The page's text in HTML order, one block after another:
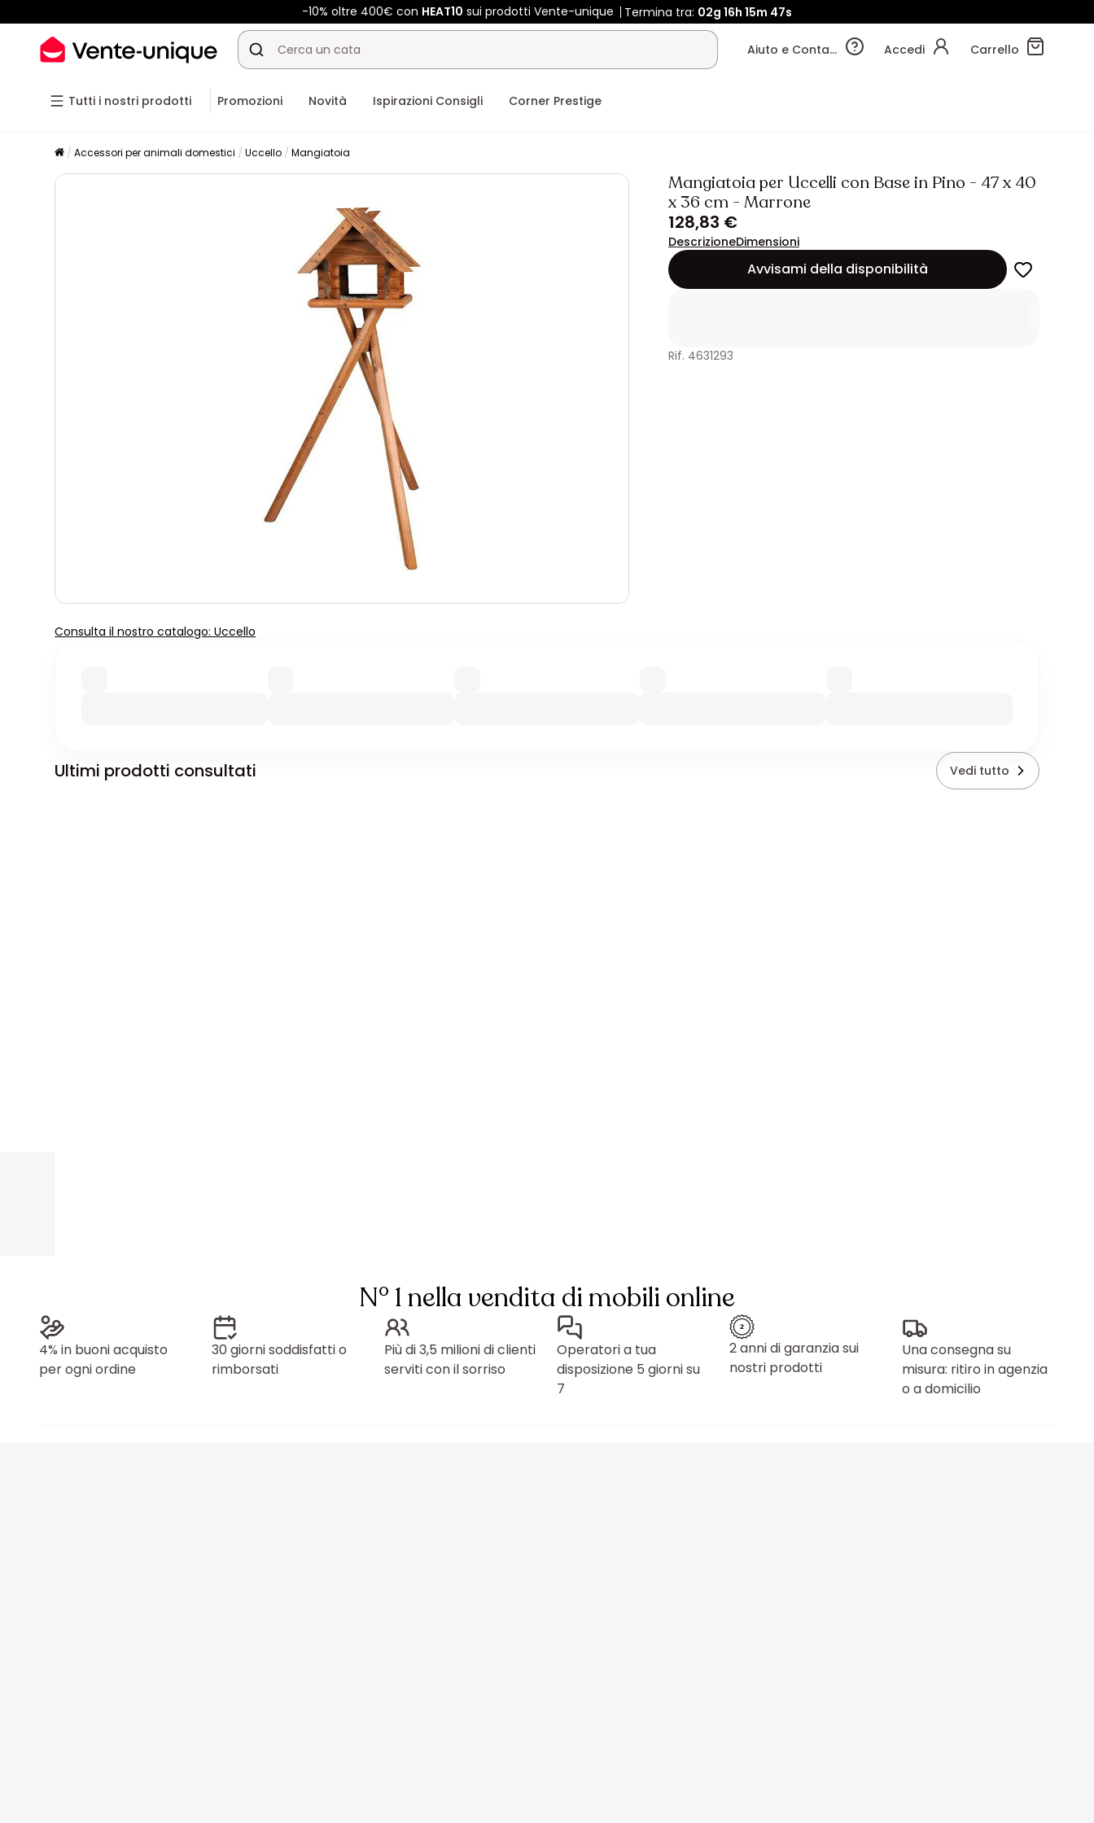
-10% oltre 400€ con HEAT10 sui prodotti Vente-unique Termina tra: 02g 16h 15m 46s
Aiuto e Contatti Accedi Carrello
Tutti i nostri prodotti Promozioni Novità Ispirazioni Consigli Corner Prestige
Accessori per animali domestici Uccello Mangiatoia
Mangiatoia per Uccelli con Base in Pino - 47 x 40
x 36 cm - Marrone
128,83 €
DescrizioneDimensioni
Avvisami della disponibilità
Rif. 4631293
Consulta il nostro catalogo: Uccello
Ultimi prodotti consultati Vedi tutto
N° 1 nella vendita di mobili online
4% in buoni acquisto
per ogni ordine
30 giorni soddisfatti o
rimborsati
Più di 3,5 milioni di clienti
serviti con il sorriso
Operatori a tua
disposizione 5 giorni su
7
2 anni di garanzia sui
nostri prodotti
Una consegna su
misura: ritiro in agenzia
o a domicilio